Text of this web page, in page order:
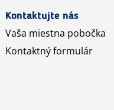
Kontaktujte nás
Vaša miestna pobočka
Kontaktný formulár